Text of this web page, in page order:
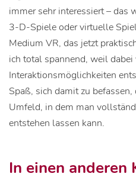
immer sehr interessiert – das
3-D-Spiele oder virtuelle
Medium VR, das jetzt
ich total spannend, weil
Interaktionsmöglichkeiten
Spaß, sich damit zu
Umfeld, in dem man
entstehen lassen kann.
In einen anderen